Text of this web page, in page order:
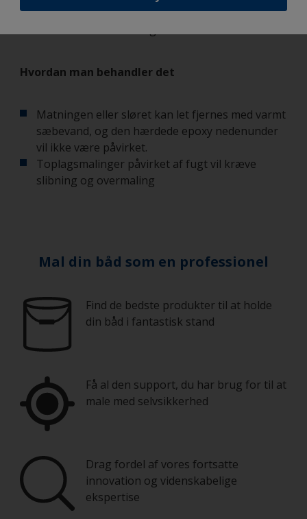
tidlig aften. Følg anbefalingerne fra
Hvordan man behandler det
Matningen eller sløret kan let fjernes med varmt
sæbevand, og den hærdede epoxy nedenunder
vil ikke være påvirket.
Toplagsmalinger påvirket af fugt vil kræve
slibning og overmaling
Mal din båd som en professionel
Find de bedste produkter til at holde
din båd i fantastisk stand
Få al den support, du har brug for til at
male med selvsikkerhed
Drag fordel af vores fortsatte
innovation og videnskabelige
ekspertise